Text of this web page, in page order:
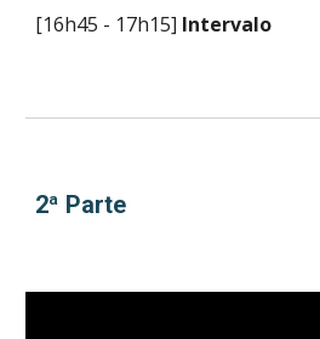
[16h45 - 17h15] Intervalo
2ª Parte